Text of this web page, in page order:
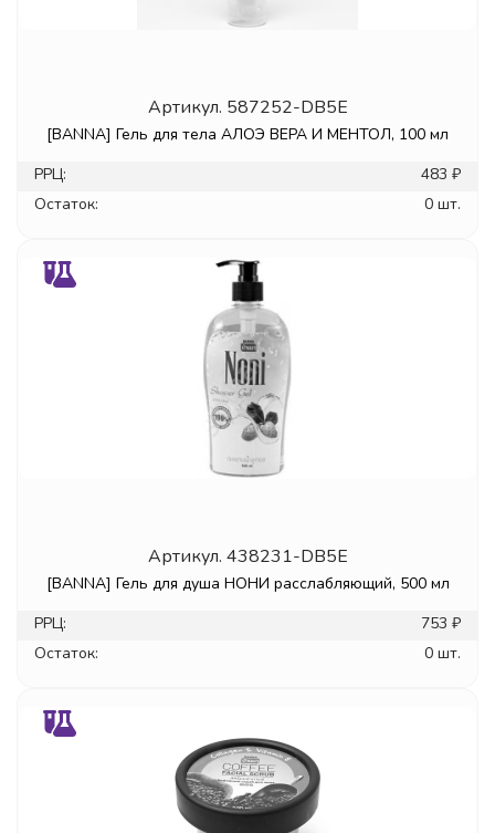
Артикул. 587252-DB5E
[BANNA] Гель для тела АЛОЭ ВЕРА И МЕНТОЛ, 100 мл
РРЦ:
483 ₽
Остаток:
0 шт.
Артикул. 438231-DB5E
[BANNA] Гель для душа НОНИ расслабляющий, 500 мл
РРЦ:
753 ₽
Остаток:
0 шт.